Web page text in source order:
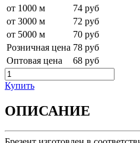
от 1000 м
74 pуб
от 3000 м
72 pуб
от 5000 м
70 pуб
Розничная цена 78 pуб
Оптовая цена
68 pуб
Купить
ОПИСАНИЕ